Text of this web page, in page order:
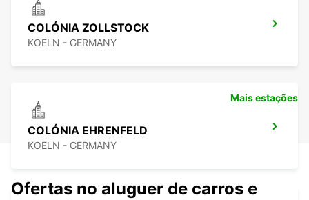
COLÓNIA ZOLLSTOCK
KOELN - GERMANY
COLÓNIA EHRENFELD
KOELN - GERMANY
Mais estações
Ofertas no aluguer de carros e